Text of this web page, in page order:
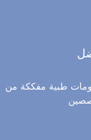
طبية مفككة من